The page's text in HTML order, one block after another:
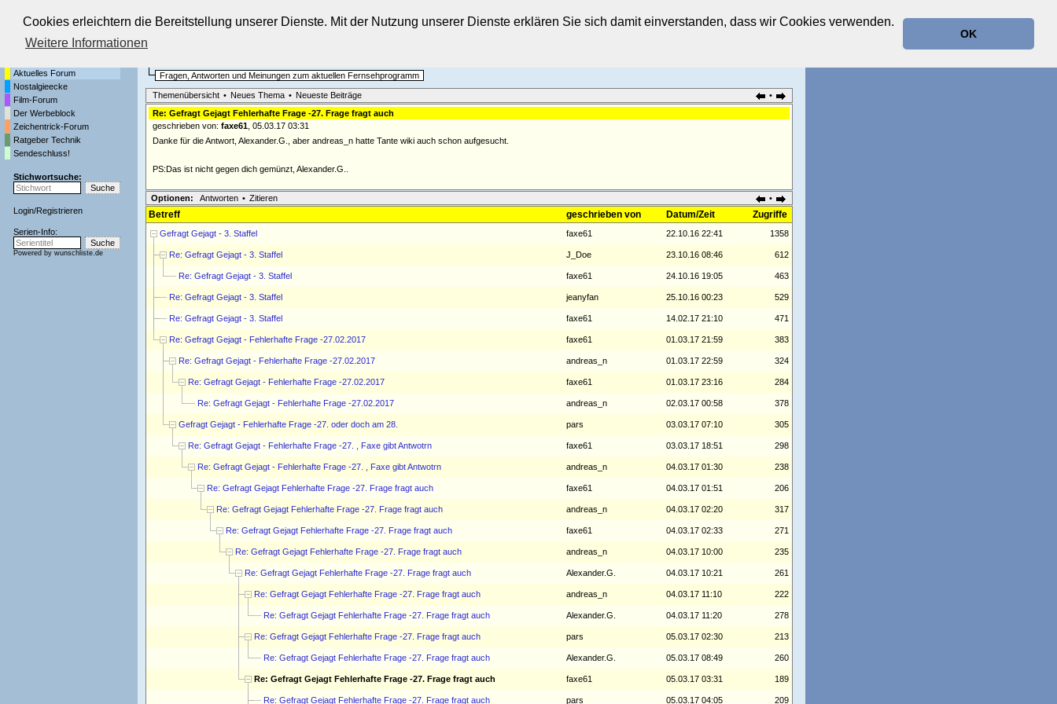
Cookies erleichtern die Bereitstellung unserer Dienste. Mit der Nutzung unserer Dienste erklären Sie sich damit einverstanden, dass wir Cookies verwenden.
Weitere Informationen
OK
Die Fernseh-Diskussionsforen von
Aktuelles Forum
Nostalgieecke
Film-Forum
Der Werbeblock
Zeichentrick-Forum
Ratgeber Technik
Sendeschluss!
Stichwortsuche:
Login/Registrieren
Serien-Info:
Powered by wunschliste.de
Fragen, Antworten und Meinungen zum aktuellen Fernsehprogramm
Themenübersicht • Neues Thema • Neueste Beiträge
•
Re: Gefragt Gejagt Fehlerhafte Frage -27. Frage fragt auch
geschrieben von: faxe61, 05.03.17 03:31
Danke für die Antwort, Alexander.G., aber andreas_n hatte Tante wiki auch schon aufgesucht.
PS:Das ist nicht gegen dich gemünzt, Alexander.G..
•
Optionen: Antworten • Zitieren
Betreff geschrieben von Datum/Zeit Zugriffe
Gefragt Gejagt - 3. Staffel faxe61 22.10.16 22:41 1358
Re: Gefragt Gejagt - 3. Staffel J_Doe 23.10.16 08:46 612
Re: Gefragt Gejagt - 3. Staffel faxe61 24.10.16 19:05 463
Re: Gefragt Gejagt - 3. Staffel jeanyfan 25.10.16 00:23 529
Re: Gefragt Gejagt - 3. Staffel faxe61 14.02.17 21:10 471
Re: Gefragt Gejagt - Fehlerhafte Frage -27.02.2017 faxe61 01.03.17 21:59 383
Re: Gefragt Gejagt - Fehlerhafte Frage -27.02.2017 andreas_n 01.03.17 22:59 324
Re: Gefragt Gejagt - Fehlerhafte Frage -27.02.2017 faxe61 01.03.17 23:16 284
Re: Gefragt Gejagt - Fehlerhafte Frage -27.02.2017 andreas_n 02.03.17 00:58 378
Gefragt Gejagt - Fehlerhafte Frage -27. oder doch am 28. pars 03.03.17 07:10 305
Re: Gefragt Gejagt - Fehlerhafte Frage -27. , Faxe gibt Antwotrn faxe61 03.03.17 18:51 298
Re: Gefragt Gejagt - Fehlerhafte Frage -27. , Faxe gibt Antwotrn andreas_n 04.03.17 01:30 238
Re: Gefragt Gejagt Fehlerhafte Frage -27. Frage fragt auch faxe61 04.03.17 01:51 206
Re: Gefragt Gejagt Fehlerhafte Frage -27. Frage fragt auch andreas_n 04.03.17 02:20 317
Re: Gefragt Gejagt Fehlerhafte Frage -27. Frage fragt auch faxe61 04.03.17 02:33 271
Re: Gefragt Gejagt Fehlerhafte Frage -27. Frage fragt auch andreas_n 04.03.17 10:00 235
Re: Gefragt Gejagt Fehlerhafte Frage -27. Frage fragt auch Alexander.G. 04.03.17 10:21 261
Re: Gefragt Gejagt Fehlerhafte Frage -27. Frage fragt auch andreas_n 04.03.17 11:10 222
Re: Gefragt Gejagt Fehlerhafte Frage -27. Frage fragt auch Alexander.G. 04.03.17 11:20 278
Re: Gefragt Gejagt Fehlerhafte Frage -27. Frage fragt auch pars 05.03.17 02:30 213
Re: Gefragt Gejagt Fehlerhafte Frage -27. Frage fragt auch Alexander.G. 05.03.17 08:49 260
Re: Gefragt Gejagt Fehlerhafte Frage -27. Frage fragt auch faxe61 05.03.17 03:31 189
Re: Gefragt Gejagt Fehlerhafte Frage -27. Frage fragt auch pars 05.03.17 04:05 209